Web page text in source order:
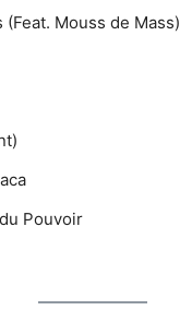
(Feat. Mouss de Mass)
Pouvoir